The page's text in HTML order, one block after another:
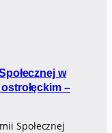
w
–
Społecznej